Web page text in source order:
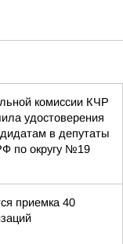
комиссии КЧР
удостоверения
в депутаты
по округу №19
приемка 40